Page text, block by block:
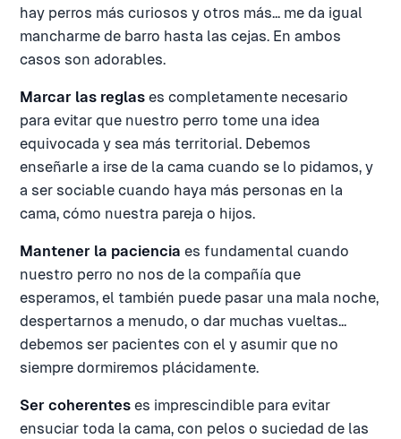
hay perros más curiosos y otros más... me da igual
mancharme de barro hasta las cejas. En ambos
casos son adorables.
Marcar las reglas es completamente necesario
para evitar que nuestro perro tome una idea
equivocada y sea más territorial. Debemos
enseñarle a irse de la cama cuando se lo pidamos, y
a ser sociable cuando haya más personas en la
cama, cómo nuestra pareja o hijos.
Mantener la paciencia es fundamental cuando
nuestro perro no nos de la compañía que
esperamos, el también puede pasar una mala noche,
despertarnos a menudo, o dar muchas vueltas...
debemos ser pacientes con el y asumir que no
siempre dormiremos plácidamente.
Ser coherentes es imprescindible para evitar
ensuciar toda la cama, con pelos o suciedad de las